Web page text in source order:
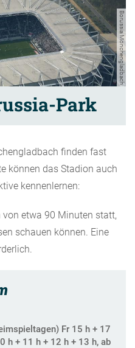
Borussia Mönchengladbach
Park
finden fast
können das Stadion auch
kennenlernen:
etwa 90 Minuten statt,
schauen können. Eine
Fr 15 h + 17
h + 11 h + 12 h + 13 h, ab